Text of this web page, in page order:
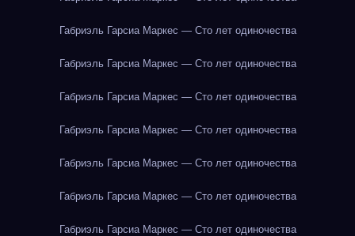
Габриэль Гарсиа Маркес — Сто лет одиночества
Габриэль Гарсиа Маркес — Сто лет одиночества
Габриэль Гарсиа Маркес — Сто лет одиночества
Габриэль Гарсиа Маркес — Сто лет одиночества
Габриэль Гарсиа Маркес — Сто лет одиночества
Габриэль Гарсиа Маркес — Сто лет одиночества
Габриэль Гарсиа Маркес — Сто лет одиночества